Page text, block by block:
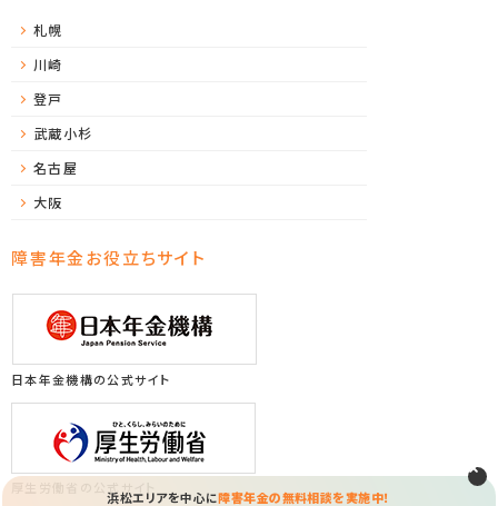
札幌
川崎
登戸
武蔵小杉
名古屋
大阪
障害年金お役立ちサイト
日本年金機構の公式サイト
浜松エリアを中心に障害年金の無料相談を実施中！